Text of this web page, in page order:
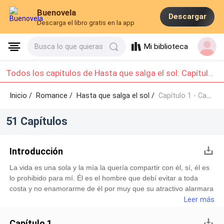
Buenovela
Descarga el libro gratis en la app
Descargar
Busca lo que quieras Mi biblioteca
Todos los capítulos de Hasta que salga el sol: Capítulo 1 - Capítulo 10
Inicio / Romance/Hasta que salga el sol / Capítulo 1 - Capítulo 10
51 Capítulos
Introducción
La vida es una sola y la mía la quería compartir con él, sí, él es
lo prohibido para mí. Él es el hombre que debí evitar a toda
costa y no enamorarme de él por muy que su atractivo alarmara
cada una de mis células. Él es con el que sueño todas las
que solo fue un sueño.La vida es una sola, tan solo una y
Leer más